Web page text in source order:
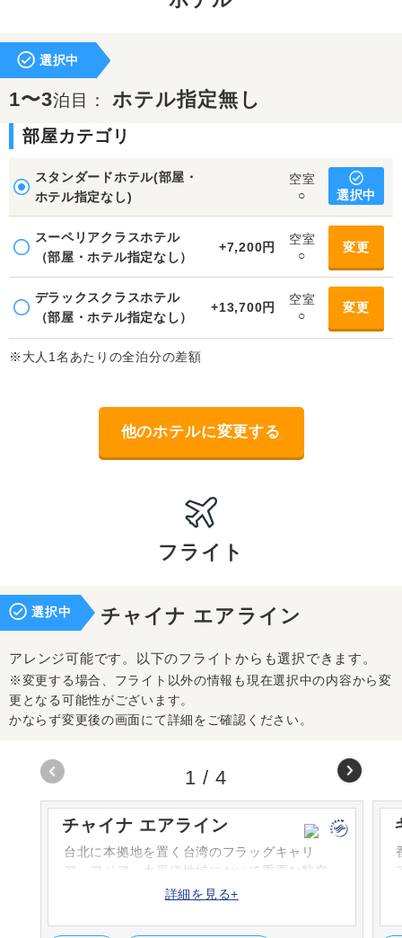
選択中
1〜3泊目：ホテル指定無し
部屋カテゴリ
スタンダードホテル(部屋・
ホテル指定なし)
空室
○
選択中
スーペリアクラスホテル
（部屋・ホテル指定なし）
+7,200円
空室
○
変更
デラックスクラスホテル
（部屋・ホテル指定なし）
+13,700円
空室
○
変更
※大人1名あたりの全泊分の差額
他のホテルに変更する
フライト
選択中 チャイナ エアライン
アレンジ可能です。以下のフライトからも選択できます。
※変更する場合、フライト以外の情報も現在選択中の内容から変
更となる可能性がございます。
かならず変更後の画面にて詳細をご確認ください。
チャイナ エアライン
台北に本拠地を置く台湾のフラッグキャリ
ア。アジア・太平洋地域において重要な航空
会社であり、アジアをはじめ、アメリカ、ヨ
就航しています。スカイチームにも加盟をし
詳細を見る+
1 /4